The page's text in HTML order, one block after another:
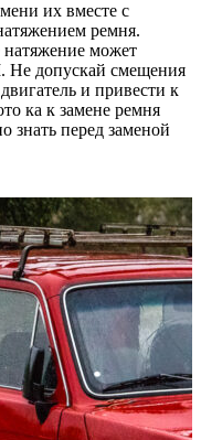
их вместе с
ремня.
натяжение может
Не допускай смещения
и привести к
ка к замене ремня
перед заменой